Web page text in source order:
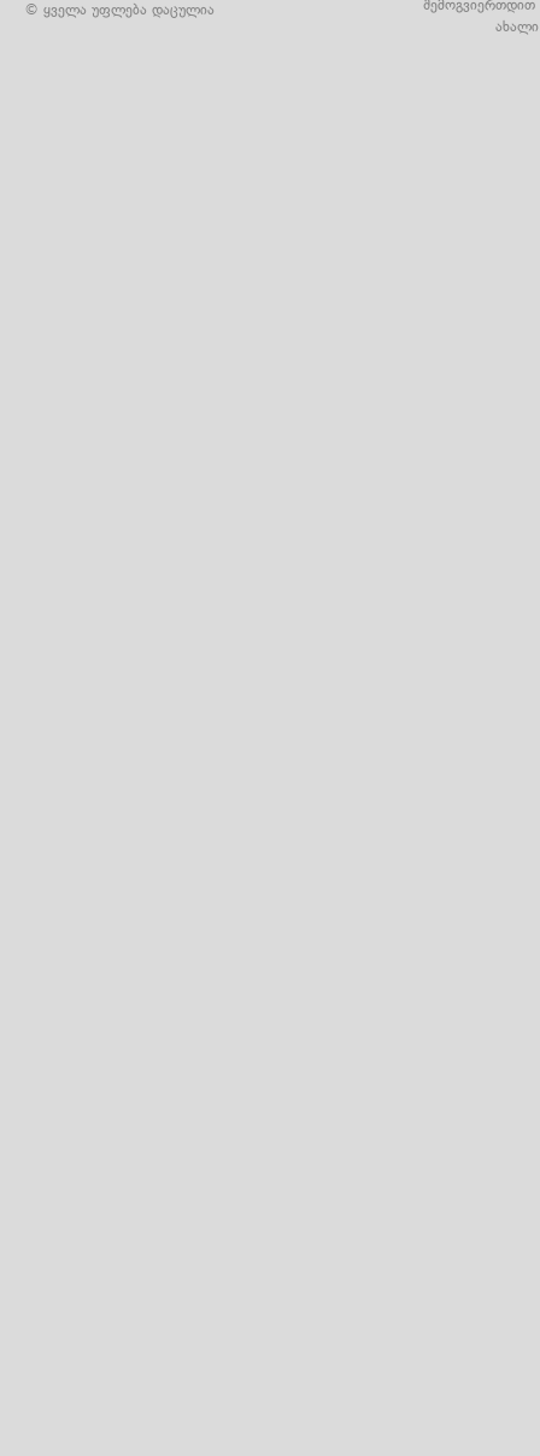
© ყველა უფლება დაცულია
შემოგვიერთდით
ახალი